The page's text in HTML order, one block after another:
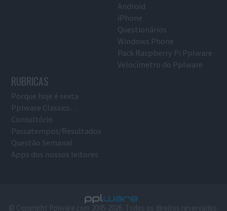
Android
iPhone
Questionários
Windows Phone
Pack Raspberry Pi Pplware
Velocímetro do Pplware
RUBRICAS
Porque hoje é sexta
Pplware Classics…
Consultório
Passatempos/Resultados
Questão Semanal
Apps dos nossos leitores
© Copyright Pplware.com 2005-2026. Todos os direitos reservados.